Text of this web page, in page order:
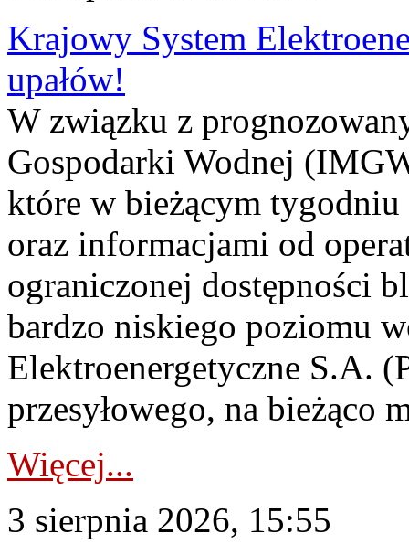
Krajowy System
upałów!
W związku z
Gospodarki Wodnej
które w bieżącym tygodniu
oraz informacjami od
ograniczonej dostępności
bardzo niskiego poziomu
Elektroenergetyczne S.A.
przesyłowego, na bieżąco
Więcej...
3 sierpnia 2026, 15:55